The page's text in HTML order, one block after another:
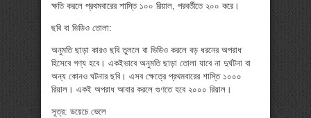
ক্ষতি করলে প্রথমবারের শাস্তি ১০০ রিয়াল, পরবর্তীতে ২০০ করে।
ছবি বা ভিডিও তোলা:
অনুমতি ছাড়া কারও ছবি তুললে বা ভিডিও করলে বড় ধরনের অপরাধ
হিসেবে গণ্য হবে। একইভাবে অনুমতি ছাড়া তোলা যাবে না দুর্ঘটনা বা
অন্য কোনও ঘটনার ছবি। এসব ক্ষেত্রে প্রথমবারের শাস্তি ১০০০
রিয়াল। একই অপরাধ আবার করলে গুণতে হবে ২০০০ রিয়াল।
সূত্র: ডয়েচে ভেলে